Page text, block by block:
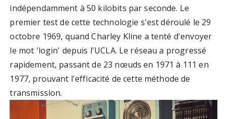
indépendamment à 50 kilobits par seconde. Le
premier test de cette technologie s'est déroulé le 29
octobre 1969, quand Charley Kline a tenté d'envoyer
le mot 'login' depuis l'UCLA. Le réseau a progressé
rapidement, passant de 23 nœuds en 1971 à 111 en
1977, prouvant l'efficacité de cette méthode de
transmission.